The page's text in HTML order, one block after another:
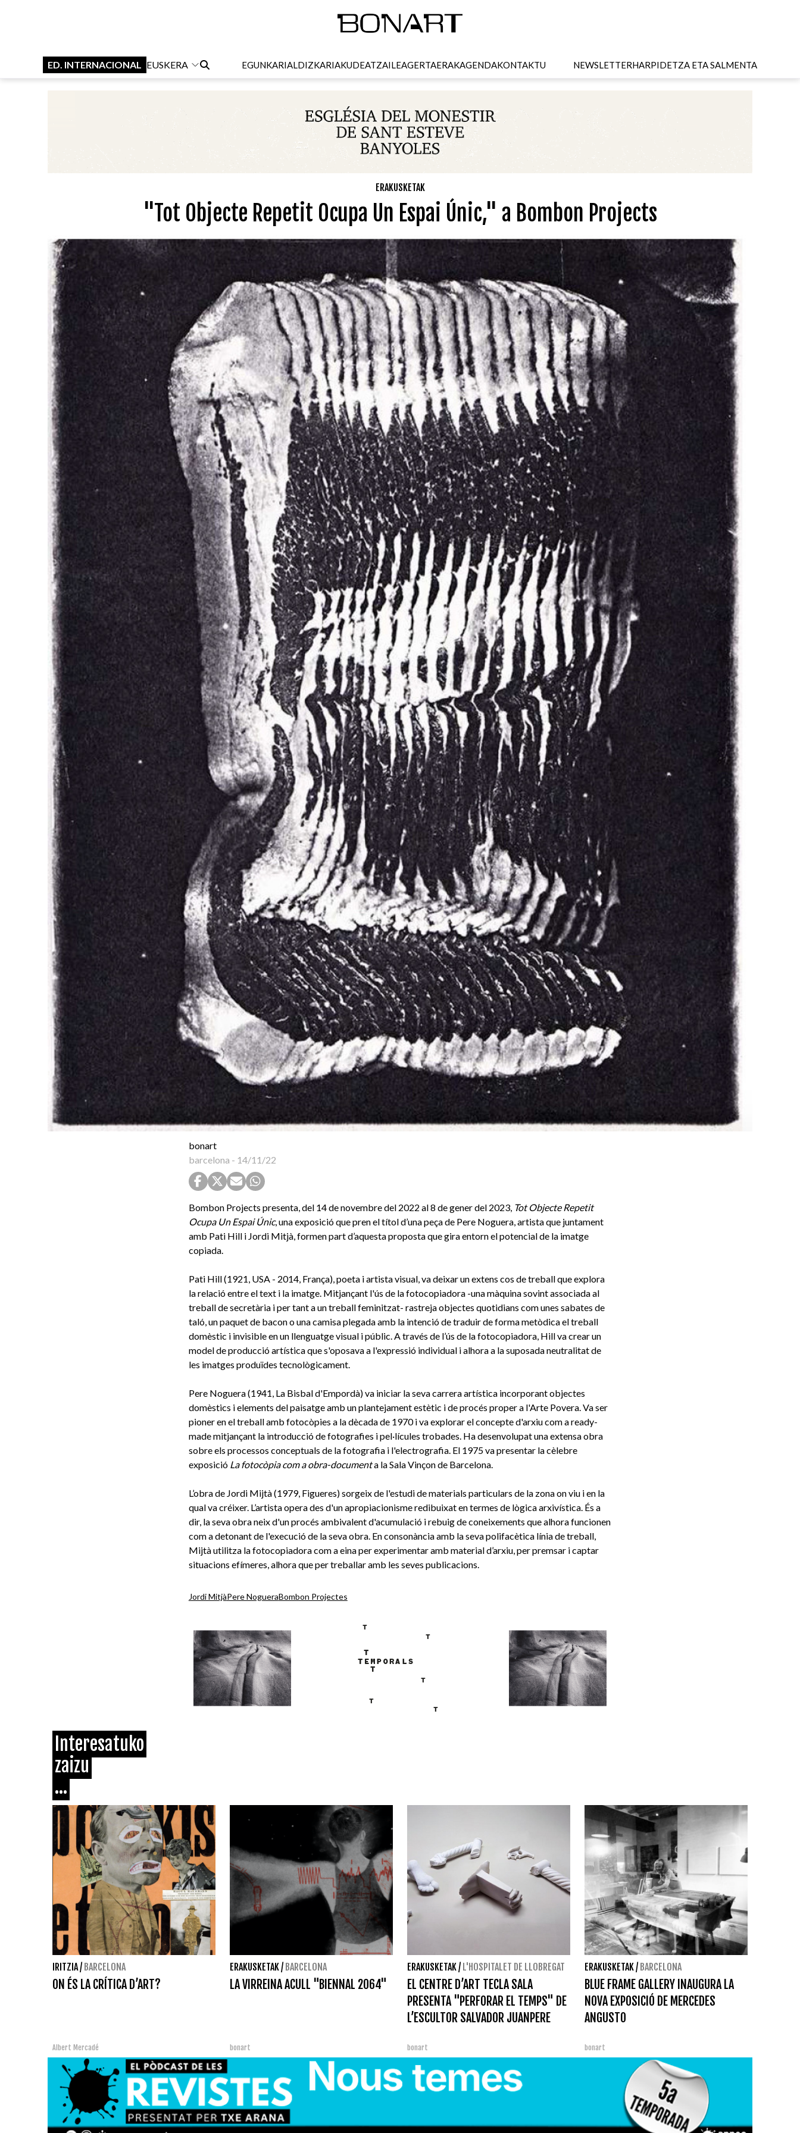
ED. INTERNACIONAL EUSKERA EGUNKARIALDIZKARIAKUDEATZAILEAGERTAERAKAGENDAKONTAKTU NEWSLETTERHARPIDETZA ETA SALMENTA
ERAKUSKETAK
"Tot Objecte Repetit Ocupa Un Espai Únic," a Bombon Projects
bonart
barcelona - 14/11/22
Bombon Projects presenta, del 14 de novembre del 2022 al 8 de gener del 2023, Tot Objecte Repetit
Ocupa Un Espai Únic, una exposició que pren el títol d’una peça de Pere Noguera, artista que juntament
amb Pati Hill i Jordi Mitjà, formen part d’aquesta proposta que gira entorn el potencial de la imatge
copiada.
Pati Hill (1921, USA - 2014, França), poeta i artista visual, va deixar un extens cos de treball que explora
la relació entre el text i la imatge. Mitjançant l'ús de la fotocopiadora -una màquina sovint associada al
treball de secretària i per tant a un treball feminitzat- rastreja objectes quotidians com unes sabates de
taló, un paquet de bacon o una camisa plegada amb la intenció de traduir de forma metòdica el treball
domèstic i invisible en un llenguatge visual i públic. A través de l’ús de la fotocopiadora, Hill va crear un
model de producció artística que s'oposava a l'expressió individual i alhora a la suposada neutralitat de
les imatges produïdes tecnològicament.
Pere Noguera (1941, La Bisbal d'Empordà) va iniciar la seva carrera artística incorporant objectes
domèstics i elements del paisatge amb un plantejament estètic i de procés proper a l'Arte Povera. Va ser
pioner en el treball amb fotocòpies a la dècada de 1970 i va explorar el concepte d'arxiu com a ready-
made mitjançant la introducció de fotografies i pel·lícules trobades. Ha desenvolupat una extensa obra
sobre els processos conceptuals de la fotografia i l'electrografia. El 1975 va presentar la cèlebre
exposició La fotocòpia com a obra-documenta la Sala Vinçon de Barcelona.
L’obra de Jordi Mijtà (1979, Figueres) sorgeix de l'estudi de materials particulars de la zona on viu i en la
qual va créixer. L’artista opera des d'un apropiacionisme redibuixat en termes de lògica arxivística. És a
dir, la seva obra neix d'un procés ambivalent d'acumulació i rebuig de coneixements que alhora funcionen
com a detonant de l'execució de la seva obra. En consonància amb la seva polifacètica línia de treball,
Mijtà utilitza la fotocopiadora com a eina per experimentar amb material d’arxiu, per premsar i captar
situacions efímeres, alhora que per treballar amb les seves publicacions.
Jordi MitjàPere NogueraBombon Projectes
Interesatuko
zaizu
...
IRITZIA/ BARCELONA
ON ÉS LA CRÍTICA D’ART?
Albert Mercadé
ERAKUSKETAK/ BARCELONA
LA VIRREINA ACULL "BIENNAL 2064"
bonart
ERAKUSKETAK/ L'HOSPITALET DE LLOBREGAT
EL CENTRE D’ART TECLA SALA
PRESENTA "PERFORAR EL TEMPS" DE
L’ESCULTOR SALVADOR JUANPERE
bonart
ERAKUSKETAK/ BARCELONA
BLUE FRAME GALLERY INAUGURA LA
NOVA EXPOSICIÓ DE MERCEDES
ANGUSTO
bonart